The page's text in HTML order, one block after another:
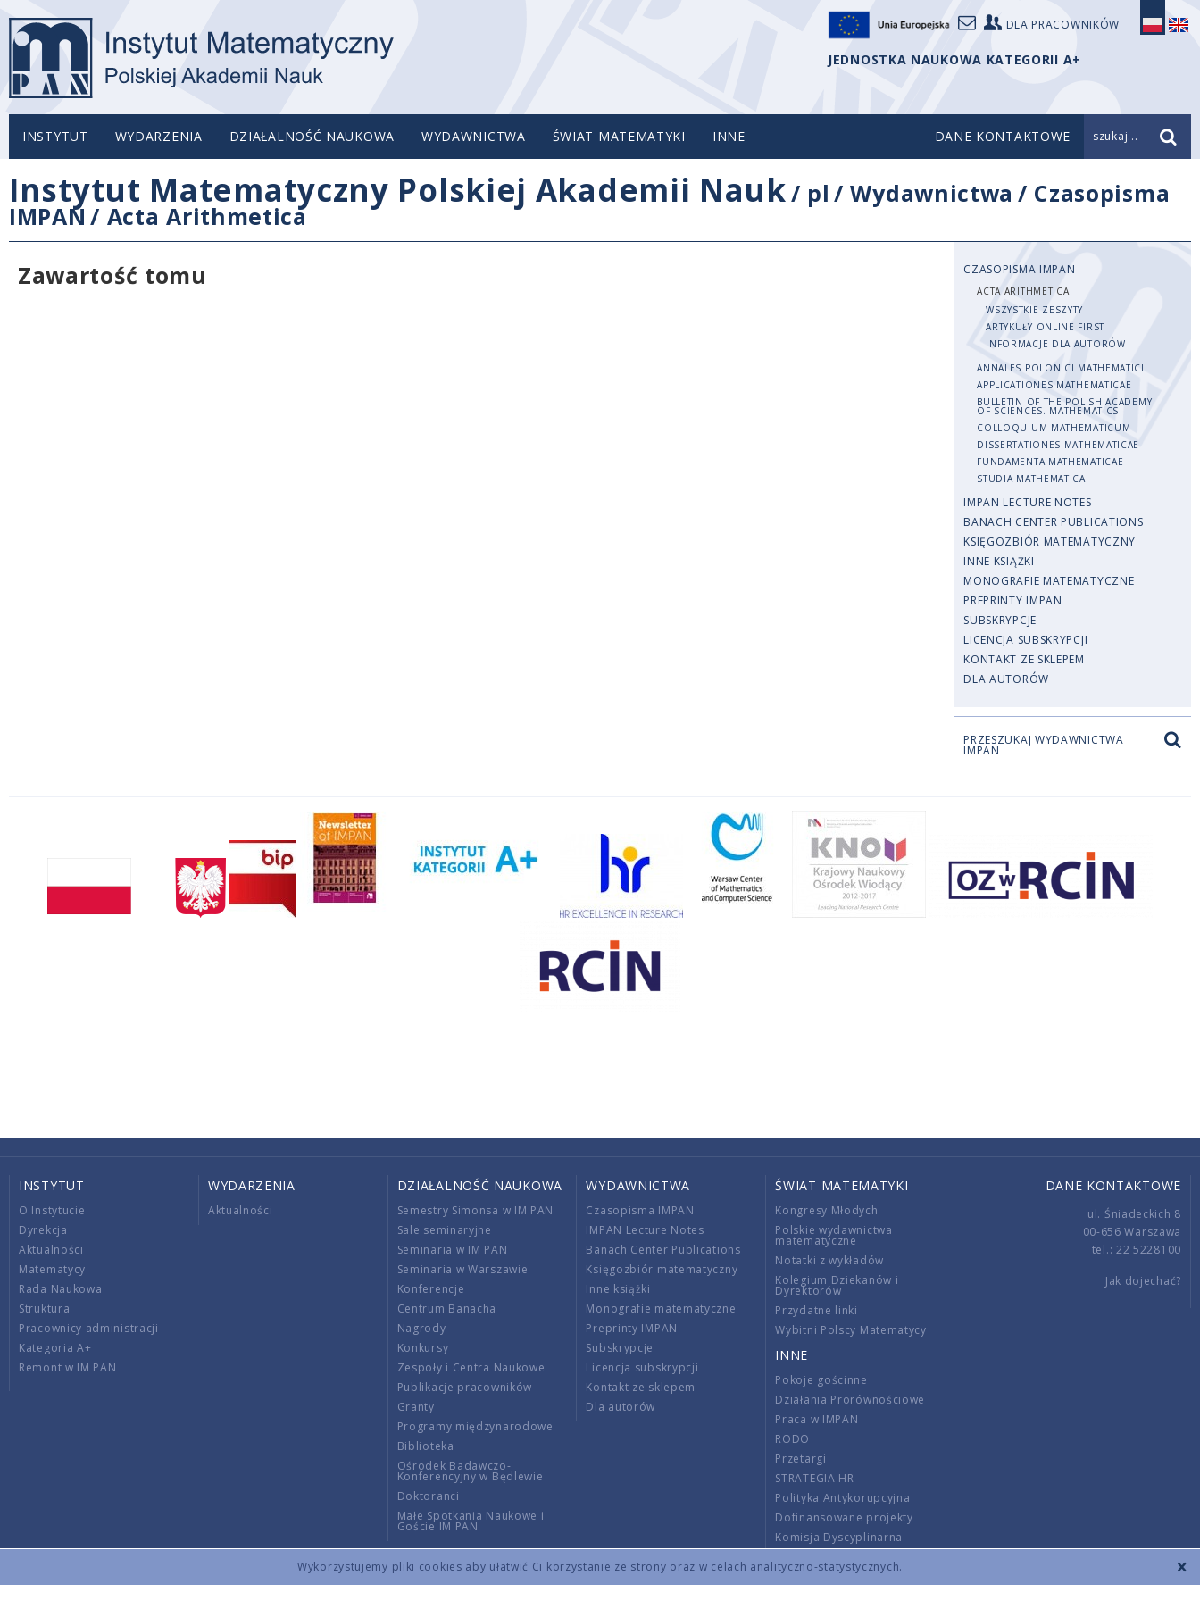
Wykorzystujemy pliki cookies aby ułatwić Ci korzystanie ze strony oraz w celach analityczno-statystycznych.
DLA PRACOWNIKÓW
JEDNOSTKA NAUKOWA KATEGORII A+
INSTYTUT WYDARZENIA DZIAŁALNOŚĆ NAUKOWA WYDAWNICTWA ŚWIAT MATEMATYKI INNE DANE KONTAKTOWE szukaj...
Instytut Matematyczny Polskiej Akademii Nauk/ pl /Wydawnictwa / Czasopisma
IMPAN / Acta Arithmetica
Zawartość tomu
CZASOPISMA IMPAN
ACTA ARITHMETICA
WSZYSTKIE ZESZYTY
ARTYKUŁY ONLINE FIRST
INFORMACJE DLA AUTORÓW
ANNALES POLONICI MATHEMATICI
APPLICATIONES MATHEMATICAE
BULLETIN OF THE POLISH ACADEMY
OF SCIENCES. MATHEMATICS
COLLOQUIUM MATHEMATICUM
DISSERTATIONES MATHEMATICAE
FUNDAMENTA MATHEMATICAE
STUDIA MATHEMATICA
IMPAN LECTURE NOTES
BANACH CENTER PUBLICATIONS
KSIĘGOZBIÓR MATEMATYCZNY
INNE KSIĄŻKI
MONOGRAFIE MATEMATYCZNE
PREPRINTY IMPAN
SUBSKRYPCJE
LICENCJA SUBSKRYPCJI
KONTAKT ZE SKLEPEM
DLA AUTORÓW
PRZESZUKAJ WYDAWNICTWA
IMPAN
INSTYTUT
O Instytucie
Dyrekcja
Aktualności
Matematycy
Rada Naukowa
Struktura
Pracownicy administracji
Kategoria A+
Remont w IM PAN
WYDARZENIA
Aktualności
DZIAŁALNOŚĆ NAUKOWA
Semestry Simonsa w IM PAN
Sale seminaryjne
Seminaria w IM PAN
Seminaria w Warszawie
Konferencje
Centrum Banacha
Nagrody
Konkursy
Zespoły i Centra Naukowe
Publikacje pracowników
Granty
Programy międzynarodowe
Biblioteka
Ośrodek Badawczo-
Konferencyjny w Będlewie
Doktoranci
Małe Spotkania Naukowe i
Goście IM PAN
WYDAWNICTWA
Czasopisma IMPAN
IMPAN Lecture Notes
Banach Center Publications
Księgozbiór matematyczny
Inne książki
Monografie matematyczne
Preprinty IMPAN
Subskrypcje
Licencja subskrypcji
Kontakt ze sklepem
Dla autorów
ŚWIAT MATEMATYKI
Kongresy Młodych
Polskie wydawnictwa
matematyczne
Notatki z wykładów
Kolegium Dziekanów i
Dyrektorów
Przydatne linki
Wybitni Polscy Matematycy
INNE
Pokoje gościnne
Działania Prorównościowe
Praca w IMPAN
RODO
Przetargi
STRATEGIA HR
Polityka Antykorupcyjna
Dofinansowane projekty
Komisja Dyscyplinarna
Wnoszenie opłat
DANE KONTAKTOWE
ul. Śniadeckich 8
00-656 Warszawa
tel.: 22 5228100
Jak dojechać?